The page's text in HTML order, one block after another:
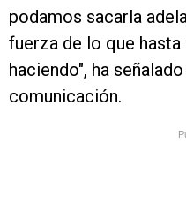
podamos sacarla
fuerza de lo que
haciendo", ha
comunicación.